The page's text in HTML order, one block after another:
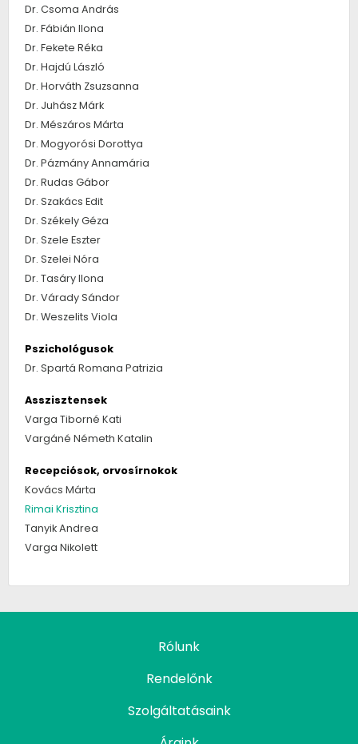
Dr. Csoma András
Dr. Fábián Ilona
Dr. Fekete Réka
Dr. Hajdú László
Dr. Horváth Zsuzsanna
Dr. Juhász Márk
Dr. Mészáros Márta
Dr. Mogyorósi Dorottya
Dr. Pázmány Annamária
Dr. Rudas Gábor
Dr. Szakács Edit
Dr. Székely Géza
Dr. Szele Eszter
Dr. Szelei Nóra
Dr. Tasáry Ilona
Dr. Várady Sándor
Dr. Weszelits Viola
Pszichológusok
Dr. Spartá Romana Patrizia
Asszisztensek
Varga Tiborné Kati
Vargáné Németh Katalin
Recepciósok, orvosírnokok
Kovács Márta
Rimai Krisztina
Tanyik Andrea
Varga Nikolett
Rólunk
Rendelőnk
Szolgáltatásaink